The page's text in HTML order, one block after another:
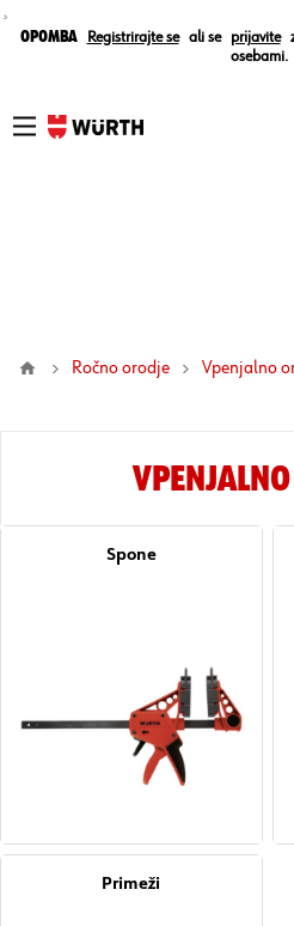
¸
Opomba Registrirajte se ali se prijavite
osebami.
Ročno orodje vpenjalno
Spone
Primeži